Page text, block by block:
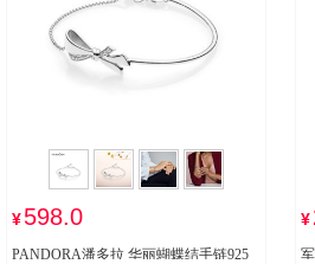
¥598.0
PANDORA潘多拉 华丽蝴蝶结手链925
¥